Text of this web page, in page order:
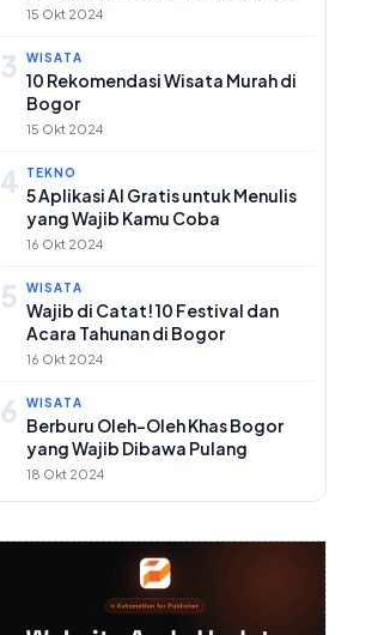
15 Okt 2024
3 WISATA
10 Rekomendasi Wisata Murah di
Bogor
15 Okt 2024
4 TEKNO
5 Aplikasi AI Gratis untuk Menulis
yang Wajib Kamu Coba
16 Okt 2024
5 WISATA
Wajib di Catat! 10 Festival dan
Acara Tahunan di Bogor
16 Okt 2024
6 WISATA
Berburu Oleh-Oleh Khas Bogor
yang Wajib Dibawa Pulang
18 Okt 2024